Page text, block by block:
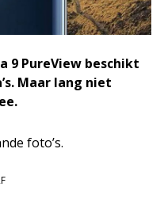
9 PureView beschikt
Maar lang niet
foto’s.